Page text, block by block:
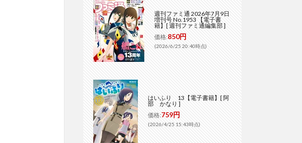
週刊ファミ通 2026年7月9日
増刊号 No.1953 【電子書
籍】[ 週刊ファミ通編集部 ]
価格:850円
(2026/6/25 20:40時点)
はいふり 13【電子書籍】[ 阿
部 かなり ]
価格:759円
(2026/4/25 15:43時点)